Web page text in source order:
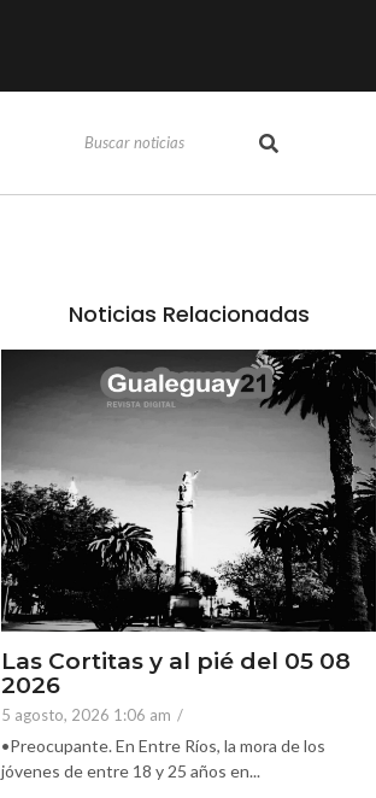
Noticias Relacionadas
Las Cortitas y al pié del 05 08
2026
5 agosto, 2026 1:06 am /
•Preocupante. En Entre Ríos, la mora de los
jóvenes de entre 18 y 25 años en...